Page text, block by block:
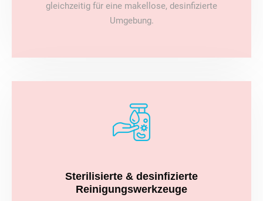
gleichzeitig für eine makellose, desinfizierte
Umgebung.
Sterilisierte & desinfizierte
Reinigungswerkzeuge